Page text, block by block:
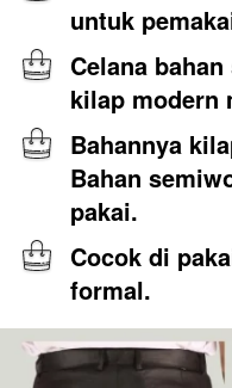
untuk
Celana
kilap modern
Bahannya
Bahan
pakai.
Cocok di
formal.